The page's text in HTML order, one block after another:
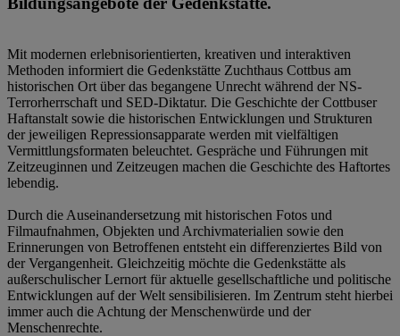
Mit modernen erlebnisorientierten, kreativen und interaktiven
Methoden informiert die Gedenkstätte Zuchthaus Cottbus am
historischen Ort über das begangene Unrecht während der NS-
Terrorherrschaft und SED-Diktatur. Die Geschichte der Cottbuser
Haftanstalt sowie die historischen Entwicklungen und Strukturen
der jeweiligen Repressionsapparate werden mit vielfältigen
Vermittlungsformaten beleuchtet. Gespräche und Führungen mit
Zeitzeuginnen und Zeitzeugen machen die Geschichte des Haftortes
lebendig.
Durch die Auseinandersetzung mit historischen Fotos und
Filmaufnahmen, Objekten und Archivmaterialien sowie den
Erinnerungen von Betroffenen entsteht ein differenziertes Bild von
der Vergangenheit. Gleichzeitig möchte die Gedenkstätte als
außerschulischer Lernort für aktuelle gesellschaftliche und politische
Entwicklungen auf der Welt sensibilisieren. Im Zentrum steht hierbei
immer auch die Achtung der Menschenwürde und der
Menschenrechte.